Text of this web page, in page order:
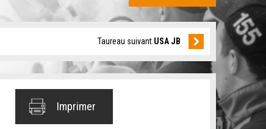
Taureau suivant USA JB
Imprimer